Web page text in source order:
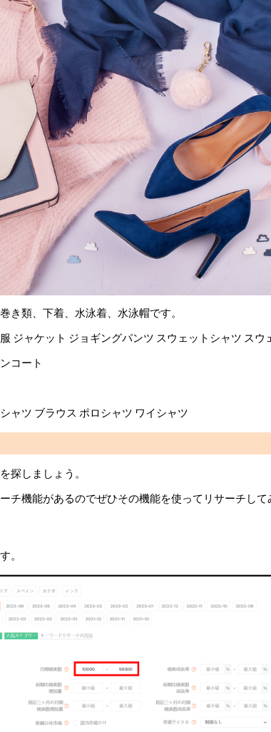
き類、下着、水泳着、水泳帽です。
ジャケット ジョギングパンツ スウェットシャツ ス
コート
ャツ ブラウス ポロシャツ ワイシャツ
探しましょう。
機能があるのでぜひその機能を使ってリサーチして
。